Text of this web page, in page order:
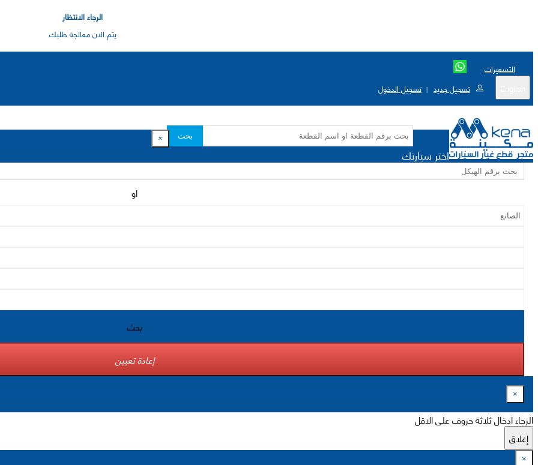
الرجاء الانتظار
يتم الان معالجة طلبك
التسعيرات
تسجيل جديد | تسجيل الدخول
بحث ×
اختر سيارتك
او
بحث
إعادة تعيين
×
الرجاء ادخال ثلاثة حروف على الاقل
إغلاق
×